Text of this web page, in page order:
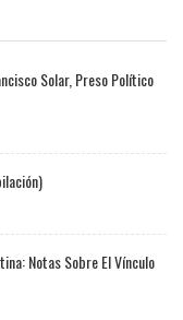
Solar, Preso Político
Notas Sobre El Vínculo